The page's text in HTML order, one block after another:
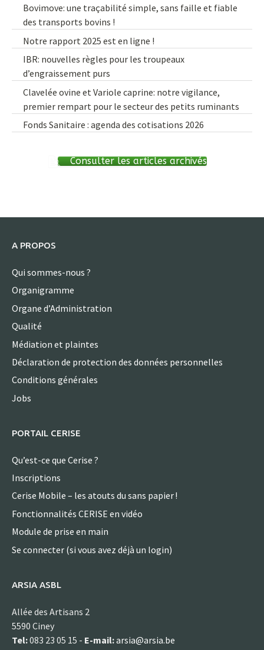
Bovimove: une traçabilité simple, sans faille et fiable
des transports bovins !
Notre rapport 2025 est en ligne !
IBR: nouvelles règles pour les troupeaux
d’engraissement purs
Clavelée ovine et Variole caprine: notre vigilance,
premier rempart pour le secteur des petits ruminants
Fonds Sanitaire : agenda des cotisations 2026
Consulter les articles archivés
A PROPOS
Qui sommes-nous ?
Organigramme
Organe d’Administration
Qualité
Médiation et plaintes
Déclaration de protection des données personnelles
Conditions générales
Jobs
PORTAIL CERISE
Qu’est-ce que Cerise ?
Inscriptions
Cerise Mobile – les atouts du sans papier !
Fonctionnalités CERISE en vidéo
Module de prise en main
Se connecter (si vous avez déjà un login)
ARSIA ASBL
Allée des Artisans 2
5590 Ciney
Tel:083 23 05 15 - E-mail:arsia@arsia.be